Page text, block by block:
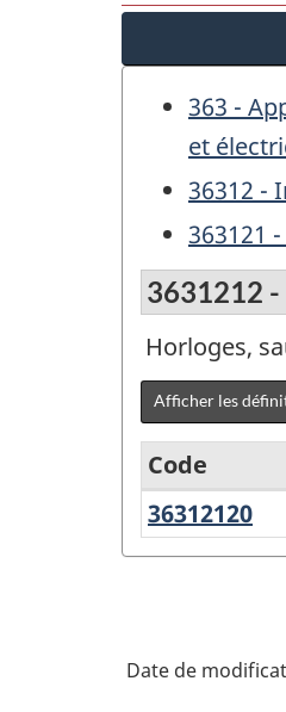
363 -
et
36312 -
363121
3631212 -
Horloges,
Afficher les
Variante
de
2017
Code
36312120
Date de